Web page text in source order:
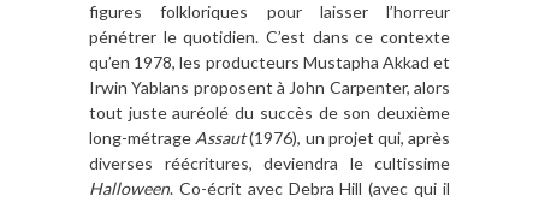
figures folkloriques pour laisser l’horreur
pénétrer le quotidien. C’est dans ce contexte
qu’en 1978, les producteurs Mustapha Akkad et
Irwin Yablans proposent à John Carpenter, alors
tout juste auréolé du succès de son deuxième
long-métrageAssaut(1976), un projet qui, après
diverses réécritures, deviendra le cultissime
Halloween. Co-écrit avec Debra Hill (avec qui il